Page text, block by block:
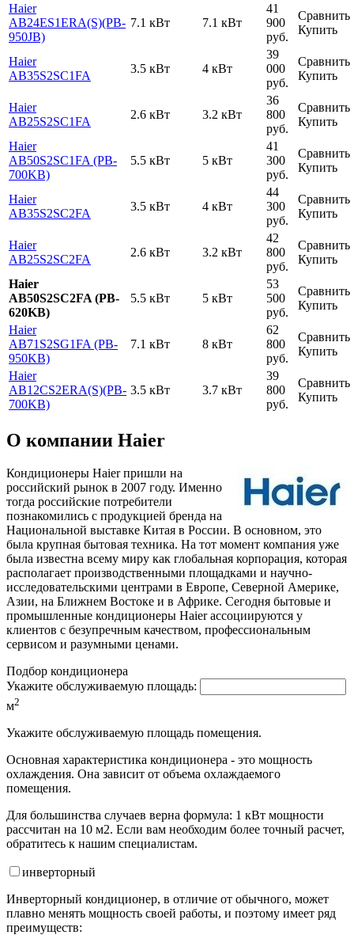
Haier
AB24ES1ERA(S)(PB-
950JB)
7.1 кВт 7.1 кВт
41
900
руб.
Сравнить
Купить
Haier
AB35S2SC1FA
3.5 кВт 4 кВт
39
000
руб.
Сравнить
Купить
Haier
AB25S2SC1FA
2.6 кВт 3.2 кВт
36
800
руб.
Сравнить
Купить
Haier
AB50S2SC1FA (PB-
700KB)
5.5 кВт 5 кВт
41
300
руб.
Сравнить
Купить
Haier
AB35S2SC2FA
3.5 кВт 4 кВт
44
300
руб.
Сравнить
Купить
Haier
AB25S2SC2FA
2.6 кВт 3.2 кВт
42
800
руб.
Сравнить
Купить
Haier
AB50S2SC2FA (PB-
620KB)
5.5 кВт 5 кВт
53
500
руб.
Сравнить
Купить
Haier
AB71S2SG1FA (PB-
950KB)
7.1 кВт 8 кВт
62
800
руб.
Сравнить
Купить
Haier
AB12CS2ERA(S)(PB-
700KB)
3.5 кВт 3.7 кВт
39
800
руб.
Сравнить
Купить
О компании Haier
Кондиционеры Haier пришли на
российский рынок в 2007 году. Именно
тогда российские потребители
познакомились с продукцией бренда на
Национальной выставке Китая в России. В основном, это
была крупная бытовая техника. На тот момент компания уже
была известна всему миру как глобальная корпорация, которая
располагает производственными площадками и научно-
исследовательскими центрами в Европе, Северной Америке,
Азии, на Ближнем Востоке и в Африке. Сегодня бытовые и
промышленные кондиционеры Haier ассоциируются у
клиентов с безупречным качеством, профессиональным
сервисом и разумными ценами.
Подбор кондиционера
Укажите обслуживаемую площадь:
м2
Укажите обслуживаемую площадь помещения.
Основная характеристика кондиционера - это мощность
охлаждения. Она зависит от объема охлаждаемого
помещения.
Для большинства случаев верна формула: 1 кВт мощности
рассчитан на 10 м2. Если вам необходим более точный расчет,
обратитесь к нашим специалистам.
инверторный
Инверторный кондиционер, в отличие от обычного, может
плавно менять мощность своей работы, и поэтому имеет ряд
преимуществ: